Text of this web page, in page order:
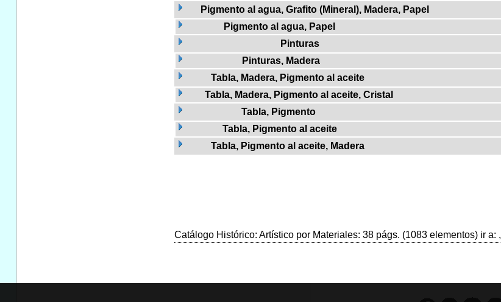
Pigmento al agua, Grafito (Mineral), Madera, Papel
Pigmento al agua, Papel
Pinturas
Pinturas, Madera
Tabla, Madera, Pigmento al aceite
Tabla, Madera, Pigmento al aceite, Cristal
Tabla, Pigmento
Tabla, Pigmento al aceite
Tabla, Pigmento al aceite, Madera
Catálogo Histórico: Artístico por Materiales: 38 págs. (1083 elementos) ir a: ,